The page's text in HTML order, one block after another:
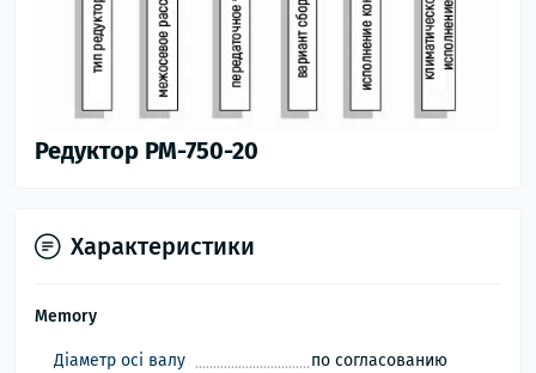
Редуктор РМ-750-20
Характеристики
Memory
Діаметр осі валу по согласованию